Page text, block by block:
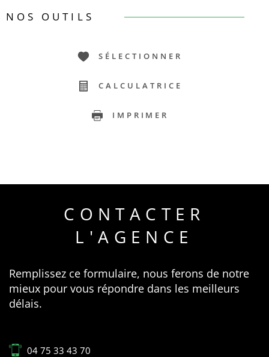
NOS OUTILS
SÉLECTIONNER
CALCULATRICE
IMPRIMER
CONTACTER
L'AGENCE
Remplissez ce formulaire, nous ferons de notre
mieux pour vous répondre dans les meilleurs
délais.
04 75 33 43 70